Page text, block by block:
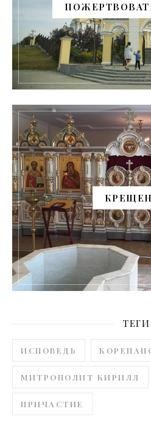
ТЕГИ
ИСПОВЕДЬ
МИТРОПОЛИТ КИРИЛЛ
ПРИЧАСТИЕ